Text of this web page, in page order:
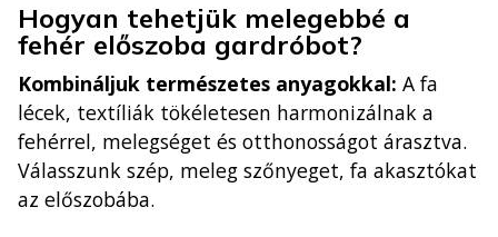
Hogyan tehetjük melegebbé a
fehér előszoba gardróbot?
Kombináljuk természetes anyagokkal: A fa
lécek, textíliák tökéletesen harmonizálnak a
fehérrel, melegséget és otthonosságot árasztva.
Válasszunk szép, meleg szőnyeget, fa akasztókat
az előszobába.